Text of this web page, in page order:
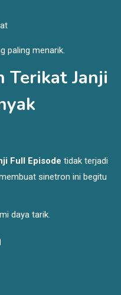
paling menarik.
Terikat Janji
Full Episode tidak terjadi
sinetron ini begitu
daya tarik.